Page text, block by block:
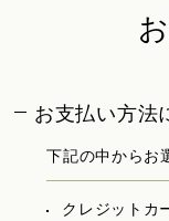
お支払い方法
下記の中からお
クレジットカ